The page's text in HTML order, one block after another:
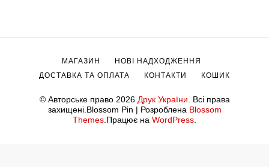
© Авторське право 2026 Друк України . Всі права
захищені. Blossom Pin | Розроблена Blossom
Themes .Працює на WordPress
МАГАЗИН
НОВІ НАДХОДЖЕННЯ
ДОСТАВКА ТА ОПЛАТА
КОНТАКТИ КОШИК